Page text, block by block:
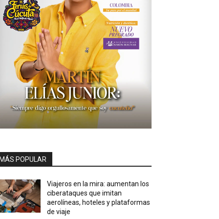
POPULAR
Viajeros en la mira: aumentan los
ciberataques que imitan
aerolíneas, hoteles y plataformas
de viaje